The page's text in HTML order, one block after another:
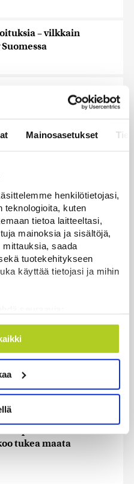
Mainosasetukset
henkilötietojasi,
teknologioita, kuten
tietoa laitteeltasi,
mainoksia ja sisältöjä,
saada
tuotekehitykseen
käyttää tietojasi ja mihin
sijainnistasi,
tarkkuudella
(sormenjäljen
käsitellään ja miten
milloin vain
sisällön ja mainosten
ominaisuuksien
analysoimiseen. Lisäksi
– vilkkain
pimennyslaseja
osittainen
taitetaan kuivin suin
– Täydellinen
turisteja ja paljastaa
tukea maata